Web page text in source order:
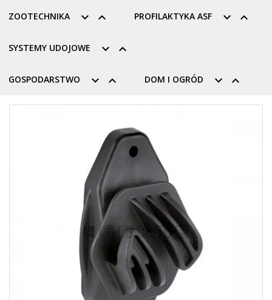
 
ZOOTECHNIKA  
PROFILAKTYKA ASF
 
SYSTEMY UDOJOWE
 
GOSPODARSTWO  
DOM I OGRÓD